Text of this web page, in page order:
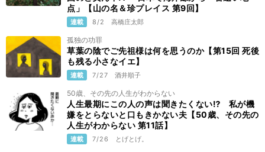
点」【山の名＆珍プレイス 第9回】
連載 8/2 高橋庄太郎
孤独の功罪
草葉の陰でご先祖様は何を思うのか【第15回 死後
も残る小さなイエ】
連載 7/27 酒井順子
50歳、その先の人生がわからない
人生最期にこの人の声は聞きたくない⁉ 私が機
嫌をとらないと口もきかない夫【50歳、その先の
人生がわからない 第11話】
連載 7/26 とげとげ。